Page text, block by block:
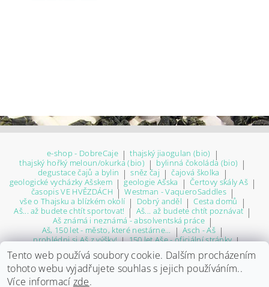
e-shop - DobreCaje | thajský jiaogulan (bio) |
thajský hořký meloun/okurka (bio) | bylinná čokoláda (bio) |
degustace čajů a bylin | sněz čaj | čajová školka |
geologické vycházky Ašskem | geologie Ašska | Čertovy skály Aš |
časopis VE HVĚZDÁCH | Westman - VaqueroSaddles |
vše o Thajsku a blízkém okolí | Dobrý anděl | Cesta domů |
Aš... až budete chtít sportovat! | Aš... až budete chtít poznávat |
Aš známá i neznámá - absolventská práce |
Aš, 150 let - město, které nestárne... | Asch - Aš |
... prohlédni si Aš z výšky! | 150 let Aše - oficiální stránky |
Thonbrunn | Aš - Okna do minulosti - Josef Malý | Ašský web |
město Aš - letecký pohled | p Ašáci! - úspěšné osobnosti Ašska |
Muzeum Aš | LK Jasan Aš | virtuální Aš |
doména TEATENDER.CZ - na prodej! | Na volné noze
Tento web používá soubory cookie. Dalším procházením
tohoto webu vyjadřujete souhlas s jejich používáním..
Více informací zde.